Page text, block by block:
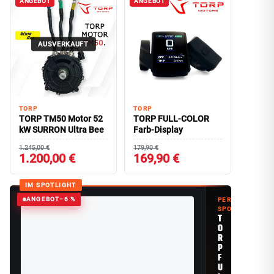
AUSVERKAUFT
TORP
TORP TM50 Motor 52
kW SURRON Ultra Bee
1.245,00 €
1.200,00 €
TORP
TORP FULL-COLOR
Farb-Display
179,90 €
169,90 €
IM SPOTLIGHT
ANGEBOT−6 %
PERFORMANCE
SPOTLIGHT
T
O
R
P
F
U